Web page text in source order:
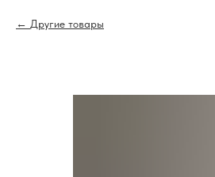
Другие товары